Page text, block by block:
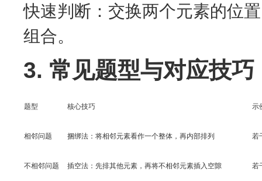
快速判断：交换两个元素的位
组合。
3. 常见题型与对应技巧
题型 核心技巧 示
相邻问题 捆绑法：将相邻元素看作一个整体，再内部排列 若
不相邻问题 插空法：先排其他元素，再将不相邻元素插入空隙 若